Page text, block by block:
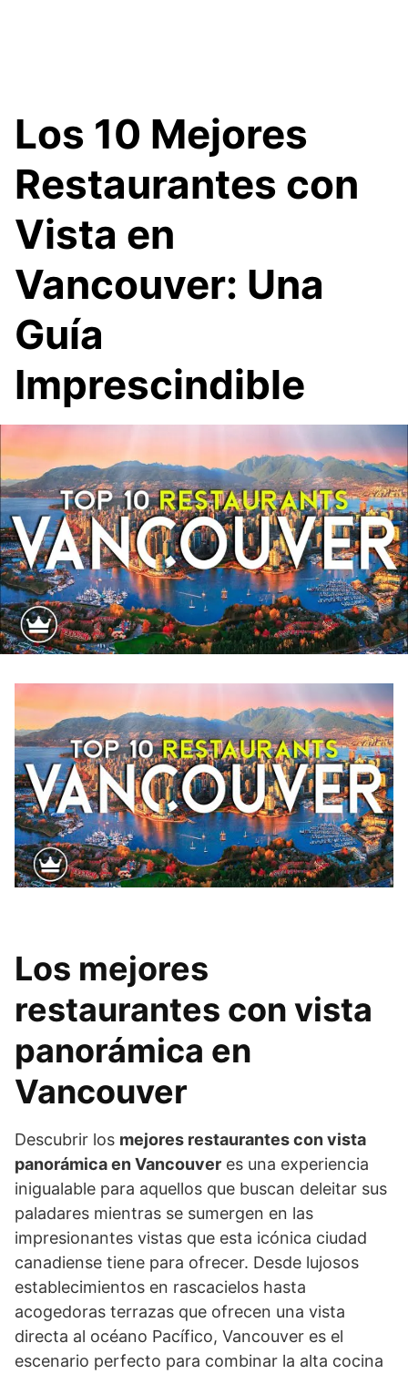
Los 10 Mejores
Restaurantes con
Vista en
Vancouver: Una
Guía
Imprescindible
Los mejores
restaurantes con vista
panorámica en
Vancouver
Descubrir los mejores restaurantes con vista
panorámica en Vancouver es una experiencia
inigualable para aquellos que buscan deleitar sus
paladares mientras se sumergen en las
impresionantes vistas que esta icónica ciudad
canadiense tiene para ofrecer. Desde lujosos
establecimientos en rascacielos hasta
acogedoras terrazas que ofrecen una vista
directa al océano Pacífico, Vancouver es el
escenario perfecto para combinar la alta cocina